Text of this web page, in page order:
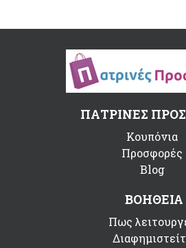
ΠΑΤΡΙΝΕΣ
Κουπόνια
Προσφορές
Blog
ΒΟΗΘΕΙΑ
Πως